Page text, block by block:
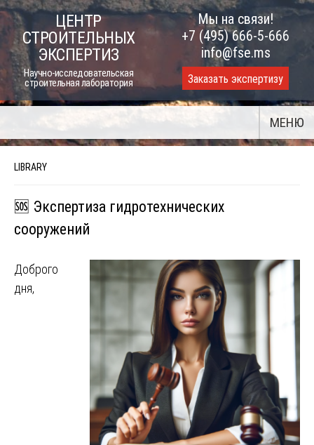
Skip
to
content
ЦЕНТР
СТРОИТЕЛЬНЫХ
ЭКСПЕРТИЗ
Научно-исследовательская
строительная лаборатория
Мы на связи!
+7 (495) 666-5-666
info@fse.ms
Заказать экспертизу
МЕНЮ
LIBRARY
🆘 Экспертиза гидротехнических
сооружений
Доброго
дня,